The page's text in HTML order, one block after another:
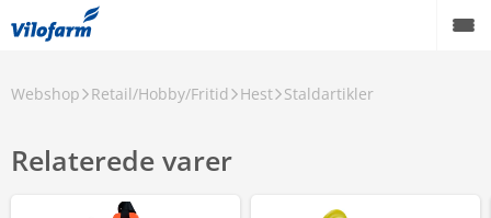
Webshop Retail/Hobby/Fritid Hest Staldartikler
Relaterede varer